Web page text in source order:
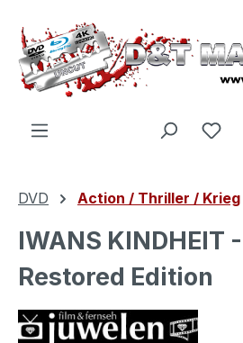
Zum Hauptinhalt springen
DVD Action / Thriller / Krieg
IWANS KINDHEIT
Restored Edition